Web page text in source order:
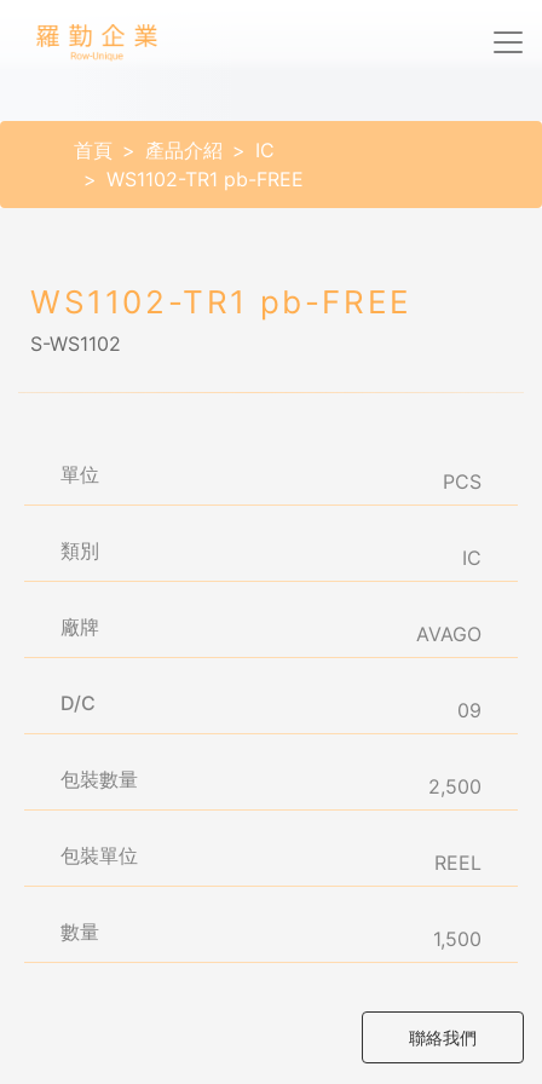
首頁 產品介紹
IC
WS1102-TR1 pb-FREE
WS1102-TR1 pb-FREE
S-WS1102
單位 PCS
類別 IC
廠牌 AVAGO
D/C 09
包裝數量 2,500
包裝單位 REEL
數量 1,500
聯絡我們